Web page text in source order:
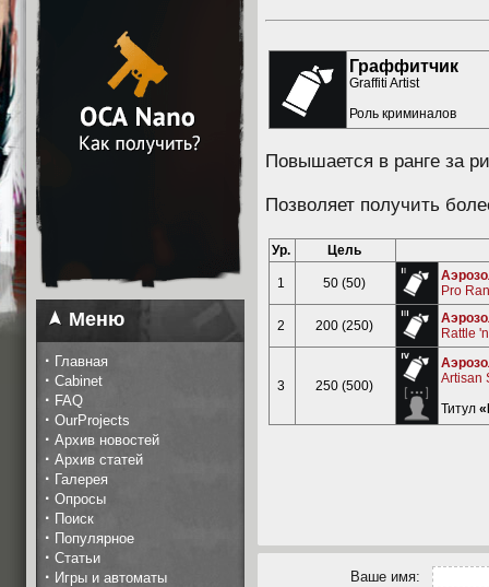
Меню
· Главная
· Cabinet
· FAQ
· OurProjects
· Архив новостей
· Архив статей
· Галерея
· Опросы
· Поиск
· Популярное
· Статьи
· Игры и автоматы
Граффитчик
Graffiti Artist
Роль криминалов
Повышается в ранге за
Позволяет получить
Ур. Цель
1 50 (50)
Pro
2 200 (250)
Rattle
3 250 (500)
Artisan
Титул
Ваше имя: